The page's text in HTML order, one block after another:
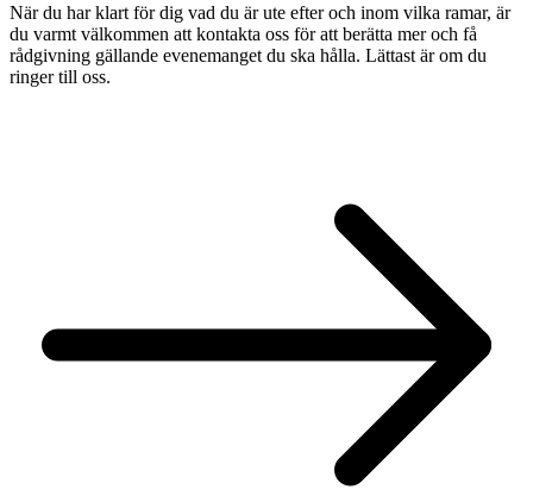
När du har klart för dig vad du är ute efter och inom vilka ramar, är
du varmt välkommen att kontakta oss för att berätta mer och få
rådgivning gällande evenemanget du ska hålla. Lättast är om du
ringer till oss.